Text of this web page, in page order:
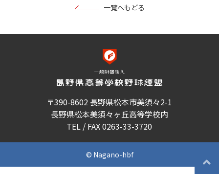
一覧へもどる
〒390-8602 長野県松本市美須々2-1
長野県松本美須々ヶ丘高等学校内
TEL / FAX 0263-33-3720
© Nagano-hbf